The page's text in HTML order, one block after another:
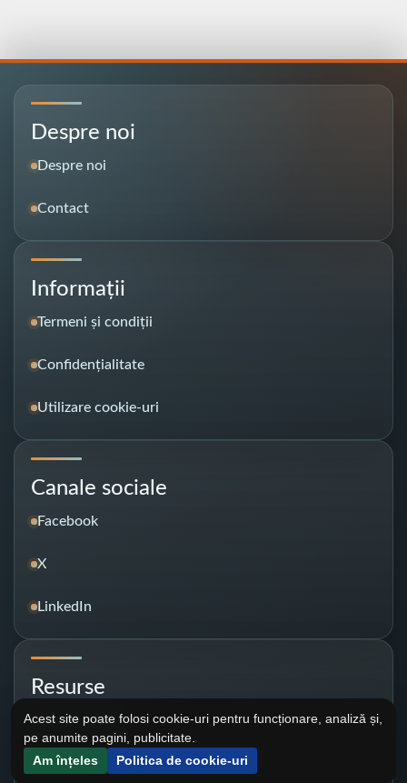
Despre noi
Despre noi
Contact
Informații
Termeni și condiții
Confidențialitate
Utilizare cookie-uri
Canale sociale
Facebook
X
LinkedIn
Resurse
Link-uri utile
Întrebări frecvente
Acest site poate folosi cookie-uri pentru funcționare, analiză și,
pe anumite pagini, publicitate.
Am înțeles
Politica de cookie-uri